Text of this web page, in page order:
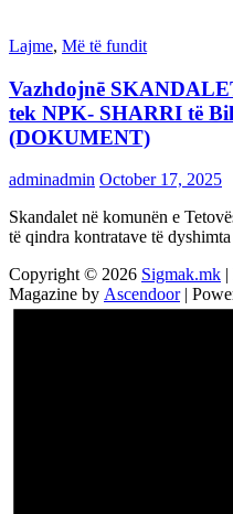
Lajme, Më të fundit
Vazhdojnē
tek NPK- SHARRI të
(DOKUMENT)
adminadmin October 17, 2025
Skandalet në komunën e
të qindra kontratave të
Copyright © 2026 Sigmak.mk
Magazine by Ascendoor|